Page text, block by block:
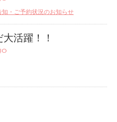
知・ご予約状況のお知らせ
活躍！！